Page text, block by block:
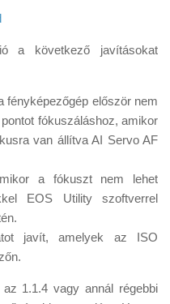
a következő javításokat
fényképezőgép először nem
fókuszáláshoz, amikor
van állítva AI Servo AF
a fókuszt nem lehet
EOS Utility szoftverrel
javít, amelyek az ISO
1.1.4 vagy annál régebbi